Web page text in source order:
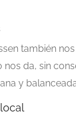
también
da, sin
y